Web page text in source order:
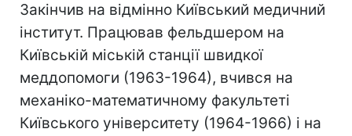
Закінчив на відмінно Київський медичний
інститут. Працював фельдшером на
Київській міській станції швидкої
меддопомоги (1963-1964), вчився на
механіко-математичному факультеті
Київського університету (1964-1966) і на